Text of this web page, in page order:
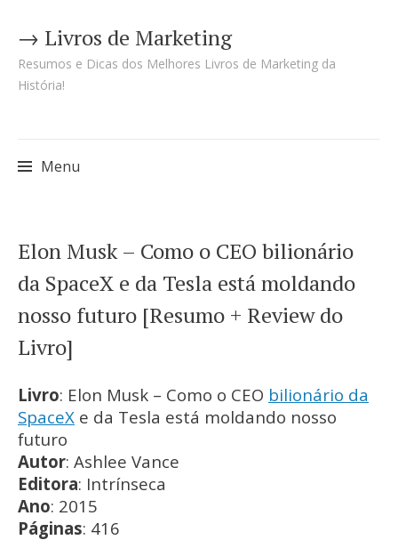
→ Livros de Marketing
Resumos e Dicas dos Melhores Livros de Marketing da
História!
Menu
para
o
conteúdo
Elon Musk – Como o CEO bilionário
da SpaceX e da Tesla está moldando
nosso futuro [Resumo + Review do
Livro]
Livro: Elon Musk – Como o CEO bilionário da
SpaceX e da Tesla está moldando nosso
futuro
Autor: Ashlee Vance
Editora: Intrínseca
Ano: 2015
Páginas: 416